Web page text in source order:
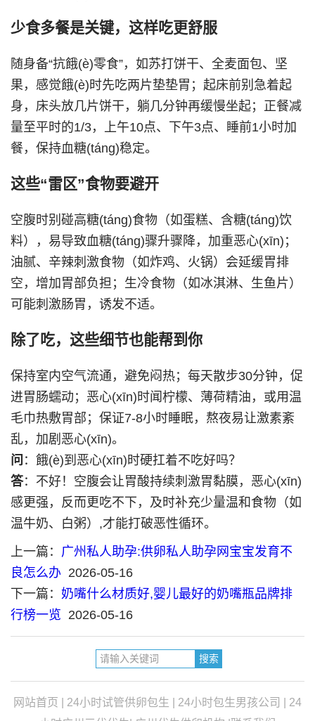
少食多餐是关键，这样吃更舒服
随身备“抗餓(è)零食”，如苏打饼干、全麦面包、坚
果，感觉餓(è)时先吃两片垫垫胃；起床前别急着起
身，床头放几片饼干，躺几分钟再缓慢坐起；正餐减
量至平时的1/3，上午10点、下午3点、睡前1小时加
餐，保持血糖(táng)稳定。
这些“雷区”食物要避开
空腹时别碰高糖(táng)食物（如蛋糕、含糖(táng)饮
料），易导致血糖(táng)骤升骤降，加重恶心(xīn)；
油腻、辛辣刺激食物（如炸鸡、火锅）会延缓胃排
空，增加胃部负担；生冷食物（如冰淇淋、生鱼片）
可能刺激肠胃，诱发不适。
除了吃，这些细节也能帮到你
保持室内空气流通，避免闷热；每天散步30分钟，促
进胃肠蠕动；恶心(xīn)时闻柠檬、薄荷精油，或用温
毛巾热敷胃部；保证7-8小时睡眠，熬夜易让激素紊
乱，加剧恶心(xīn)。
问 ：餓(è)到恶心(xīn)时硬扛着不吃好吗？
答：不好！空腹会让胃酸持续刺激胃黏膜，恶心(xīn)
感更强，反而更吃不下，及时补充少量温和食物（如
温牛奶、白粥）,才能打破恶性循环。
上一篇： 广州私人助孕:供卵私人助孕网宝宝发育不
良怎么办 2026-05-16
下一篇： 奶嘴什么材质好,婴儿最好的奶嘴瓶品牌排
行榜一览 2026-05-16
网站首页 24小时试管供卵包生 24小时包生男孩公司
24